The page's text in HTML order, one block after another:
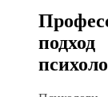
подход